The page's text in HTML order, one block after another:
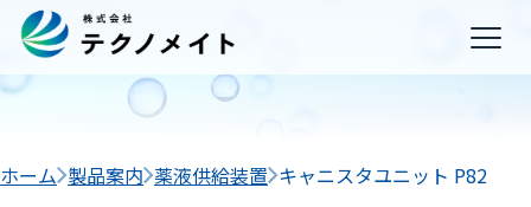
ホーム 製品案内 薬液供給装置 キャニスタユニット P82